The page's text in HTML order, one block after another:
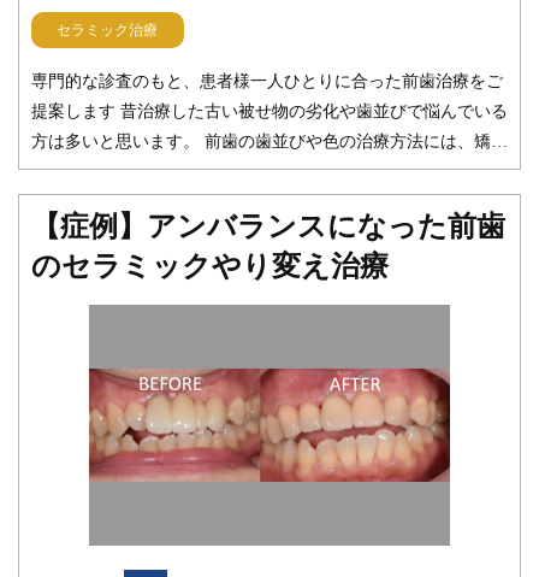
ご相談ください。丁寧なカウンセリングを行い、ご納得いただ
いたうえで治療を進めてまいります。 こちらもご参照くださ
い。 インプラント治療｜みらい歯科 【症例】奥歯でしっかり
噛めるようインプラントで治療｜みらい歯科 みらい歯科 院
長 出口 真太郎
セラミック治療
専門的な診査のもと、患者様一人ひとりに合った前歯治療をご
提案します 昔治療した古い被せ物の劣化や歯並びで悩んでいる
方は多いと思います。 前歯の歯並びや色の治療方法には、矯正
治療（ワイヤー矯正やマウスピース矯正）、セラミックによる
イトニングなど様々な治療のプランが挙げられると思います。
今回の患者様にも矯正治療を含めたプランもご提案しました
くなりましたが、幸い歯の神経は保存したまま被せ物を装着す
ることができました。またプラスチックの劣化に関しては、コ
ンポジットレジンによるやり直しをしましたので、ほぼ切削す
ることなくやりかえができました。 同じようなお悩みでも、年
【症例】アンバランスになった前歯
のセラミックやり変え治療